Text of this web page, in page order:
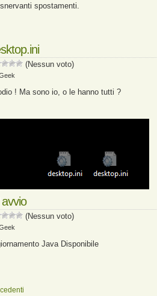
spostamenti.
(Nessun voto)
! Ma sono io, o le hanno tutti ?
avvio
(Nessun voto)
Java Disponibile